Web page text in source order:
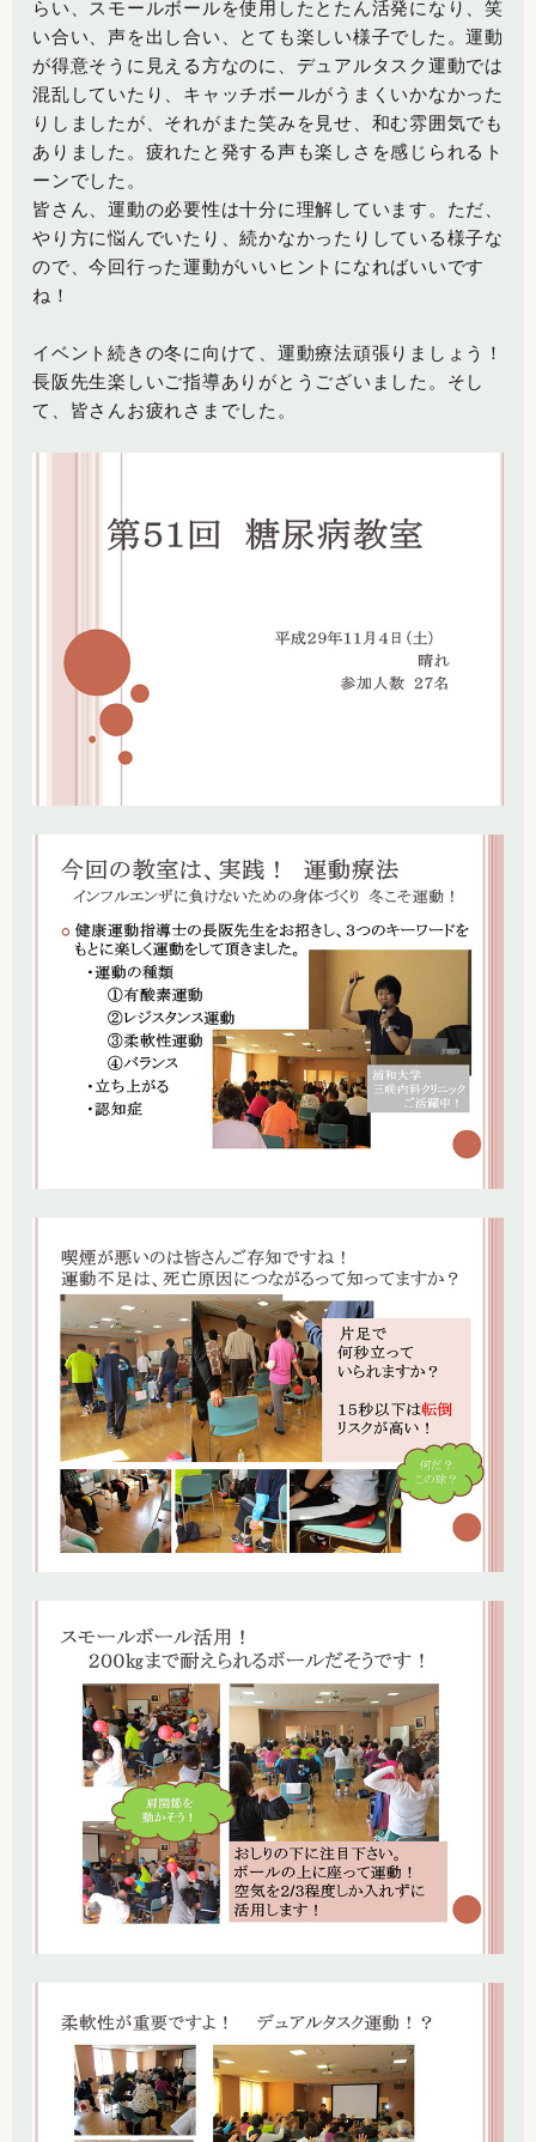
らい、スモールボールを使用したとたん活発になり、笑
い合い、声を出し合い、とても楽しい様子でした。運動
が得意そうに見える方なのに、デュアルタスク運動では
混乱していたり、キャッチボールがうまくいかなかった
りしましたが、それがまた笑みを見せ、和む雰囲気でも
ありました。疲れたと発する声も楽しさを感じられるト
ーンでした。
皆さん、運動の必要性は十分に理解しています。ただ、
やり方に悩んでいたり、続かなかったりしている様子な
ので、今回行った運動がいいヒントになればいいです
ね！
イベント続きの冬に向けて、運動療法頑張りましょう！
長阪先生楽しいご指導ありがとうございました。そし
て、皆さんお疲れさまでした。